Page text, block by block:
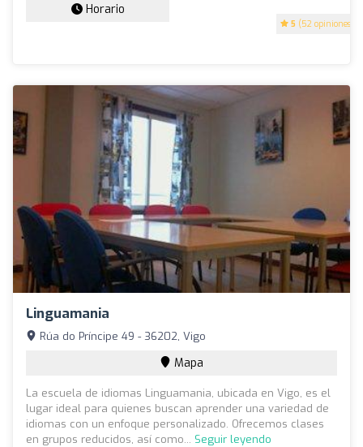
5 (52 opiniones)
Horario
Linguamania
Rúa do Príncipe 49 - 36202, Vigo
Mapa
La escuela de idiomas Linguamania, ubicada en Vigo, es el
lugar ideal para quienes buscan aprender una variedad de
idiomas con un enfoque personalizado. Ofrecemos clases
en grupos reducidos, así como... Seguir leyendo